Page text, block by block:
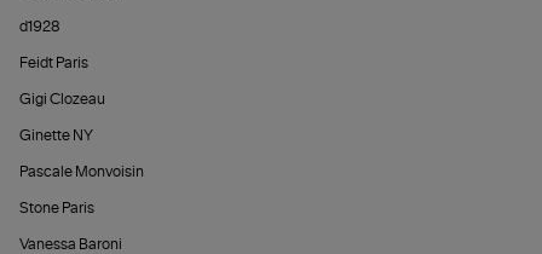
d1928
Feidt Paris
Gigi Clozeau
Ginette NY
Pascale Monvoisin
Stone Paris
Vanessa Baroni